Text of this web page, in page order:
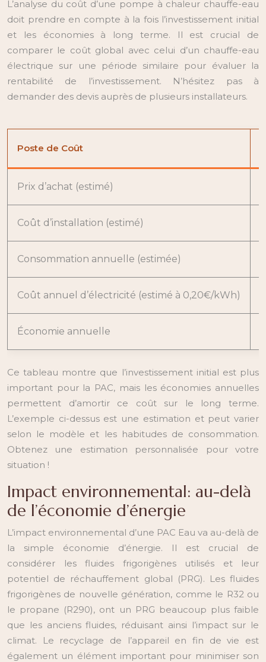
L’analyse du coût d’une pompe à chaleur chauffe-eau
doit prendre en compte à la fois l’investissement initial
et les économies à long terme. Il est crucial de
comparer le coût global avec celui d’un chauffe-eau
électrique sur une période similaire pour évaluer la
rentabilité de l’investissement. N’hésitez pas à
demander des devis auprès de plusieurs installateurs.
Poste de Coût
Prix d’achat (estimé)
Coût d’installation (estimé)
Consommation annuelle (estimée)
Coût annuel d’électricité (estimé à 0,20€/kWh)
Économie annuelle
Ce tableau montre que l’investissement initial est plus
important pour la PAC, mais les économies annuelles
permettent d’amortir ce coût sur le long terme.
L’exemple ci-dessus est une estimation et peut varier
selon le modèle et les habitudes de consommation.
Obtenez une estimation personnalisée pour votre
situation !
Impact environnemental: au-delà
de l’économie d’énergie
L’impact environnemental d’une PAC Eau va au-delà de
la simple économie d’énergie. Il est crucial de
considérer les fluides frigorigènes utilisés et leur
potentiel de réchauffement global (PRG). Les fluides
frigorigènes de nouvelle génération, comme le R32 ou
le propane (R290), ont un PRG beaucoup plus faible
que les anciens fluides, réduisant ainsi l’impact sur le
climat. Le recyclage de l’appareil en fin de vie est
également un élément important pour minimiser son